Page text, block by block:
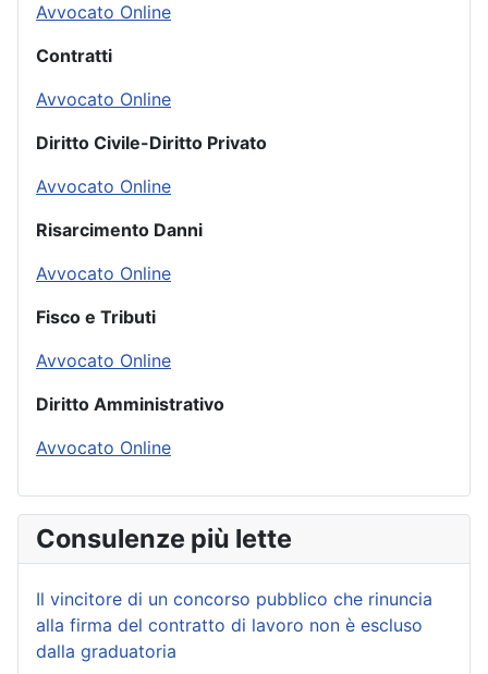
Avvocato Online
Contratti
Avvocato Online
Diritto Civile-Diritto Privato
Avvocato Online
Risarcimento Danni
Avvocato Online
Fisco e Tributi
Avvocato Online
Diritto Amministrativo
Avvocato Online
Consulenze più lette
Il vincitore di un concorso pubblico che rinuncia
alla firma del contratto di lavoro non è escluso
dalla graduatoria